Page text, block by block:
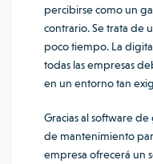
percibirse como un
contrario. Se trata de
poco tiempo. La
todas las empresas
en un entorno tan
Gracias al software
de mantenimiento
empresa ofrecerá un